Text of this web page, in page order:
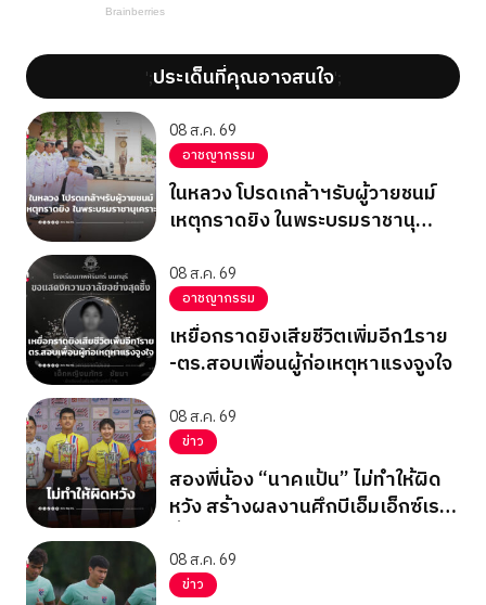
';ประเด็นที่คุณอาจสนใจ';
08 ส.ค. 69
อาชญากรรม
ในหลวง โปรดเกล้าฯรับผู้วายชนม์
เหตุกราดยิง ในพระบรมราชานุ
08 ส.ค. 69
อาชญากรรม
เหยื่อกราดยิงเสียชีวิตเพิ่มอีก1ราย
-ตร.สอบเพื่อนผู้ก่อเหตุหาแรงจูงใจ
08 ส.ค. 69
ข่าว
สองพี่น้อง “นาคแป้น” ไม่ทำให้ผิด
หวัง สร้างผลงานศึกบีเอ็มเอ็กซ์เรซ
08 ส.ค. 69
ข่าว